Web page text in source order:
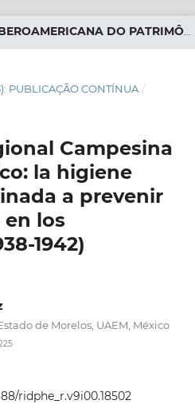
RIDPHE_R REVISTA IBEROAMERICANA DO PATRIMÔNIO HISTÓRICO-EDUCATIVO
PUBLICAÇÃO CONTÍNUA /
Campesina
la higiene
a prevenir
los
1942)
de Morelos, UAEM, México
ridphe_r.v9i00.18502